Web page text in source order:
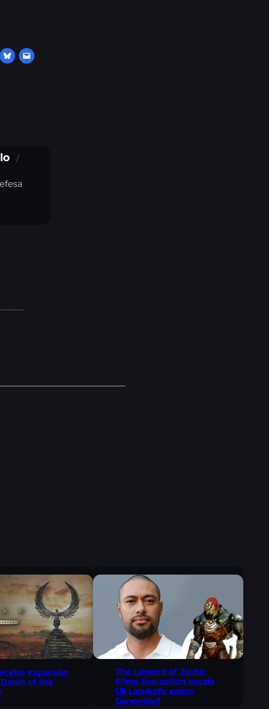
expansão
of the
The Legend of Zelda:
Filme live-action escala
Uli Latukefu como
Ganondorf